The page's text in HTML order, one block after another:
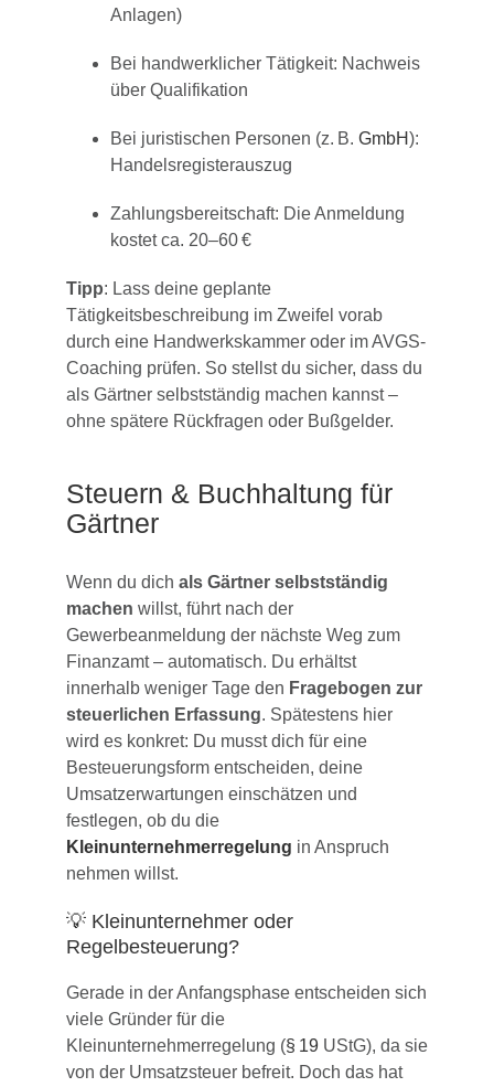
Anlagen)
Bei handwerklicher Tätigkeit: Nachweis
über Qualifikation
Bei juristischen Personen (z. B. GmbH):
Handelsregisterauszug
Zahlungsbereitschaft: Die Anmeldung
kostet ca. 20–60 €
Tipp: Lass deine geplante
Tätigkeitsbeschreibung im Zweifel vorab
durch eine Handwerkskammer oder im AVGS-
Coaching prüfen. So stellst du sicher, dass du
als Gärtner selbstständig machen kannst –
ohne spätere Rückfragen oder Bußgelder.
Steuern & Buchhaltung für
Gärtner
Wenn du dich als Gärtner selbstständig
machen willst, führt nach der
Gewerbeanmeldung der nächste Weg zum
Finanzamt – automatisch. Du erhältst
innerhalb weniger Tage den Fragebogen zur
steuerlichen Erfassung. Spätestens hier
wird es konkret: Du musst dich für eine
Besteuerungsform entscheiden, deine
Umsatzerwartungen einschätzen und
festlegen, ob du die
Kleinunternehmerregelung in Anspruch
nehmen willst.
💡 Kleinunternehmer oder
Regelbesteuerung?
Gerade in der Anfangsphase entscheiden sich
viele Gründer für die
Kleinunternehmerregelung (§ 19 UStG), da sie
von der Umsatzsteuer befreit. Doch das hat